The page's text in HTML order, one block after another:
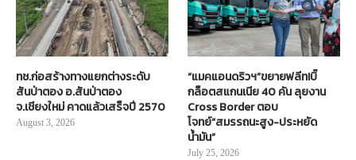
ทช.ก่อสร้างทางแยกต่างระดับ
สันป่าตอง อ.สันป่าตอง
จ.เชียงใหม่ คาดแล้วเสร็จปี 2570
August 3, 2026
“แมคแอนดริวฯ”ขยายฟลีท!บิ๊
กล็อตสแกนเนีย 40 คัน ลุยงาน
Cross Border ตอบ
โจทย์“สมรรถนะสูง-ประหยัด
น้ำมัน”
July 25, 2026